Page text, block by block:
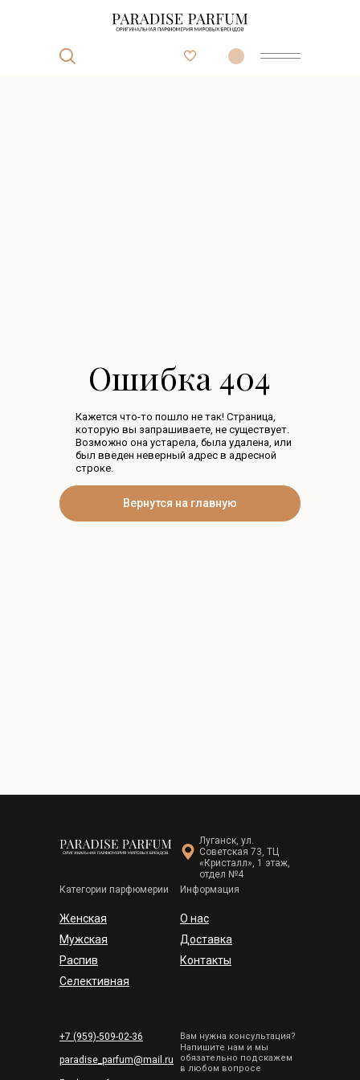
Ошибка 404
Кажется что-то пошло не так! Страница,
которую вы запрашиваете, не существует.
Вернутся на главную
Возможно она устарела, была удалена, или
был введен неверный адрес в адресной
строке.
Категории парфюмерии Информация
Женская
Мужская
Распив
Селективная
+7 (959)-509-02-36
paradise_parfum@mail.ru
О нас
Доставка
Контакты
Вам нужна консультация?
Напишите нам и мы
обязательно подскажем
в любом вопросе
Луганск, ул.
Советская 73, ТЦ
«Кристалл», 1 этаж,
отдел №4